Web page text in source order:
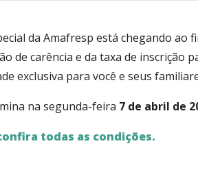
da Amafresp está chegando ao
de carência e da taxa de inscrição
exclusiva para você e seus
na segunda-feira 7 de abril de
todas as condições.